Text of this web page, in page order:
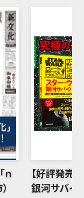
ｎ
【好評発売中
銀河サバイ